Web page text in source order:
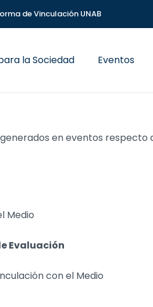
de Vinculación UNAB
la Sociedad Eventos
en eventos
Medio
Evaluación
con el Medio